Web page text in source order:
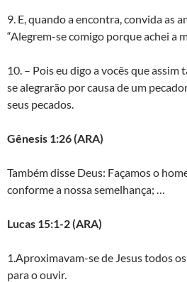
9. E, quando a encontra, convida as
“Alegrem-se comigo porque achei a
10. – Pois eu digo a vocês que assim
se alegrarão por causa de um
seus pecados.
Gênesis 1:26(ARA)
Também disse Deus: Façamos o
conforme a nossa semelhança; …
Lucas 15:1-2 (ARA)
1.Aproximavam-se de Jesus todos
para o ouvir.